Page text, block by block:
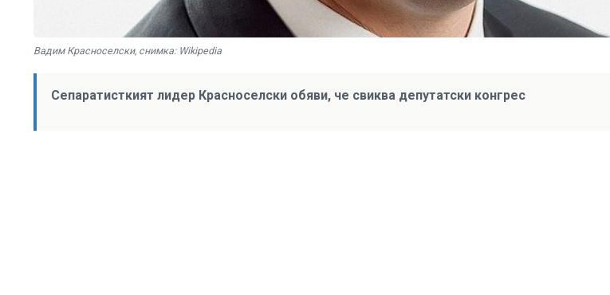
Вадим Красноселски, снимка: Wikipedia
Сепаратисткият лидер Красноселски обяви, че свиква депутатски конгрес